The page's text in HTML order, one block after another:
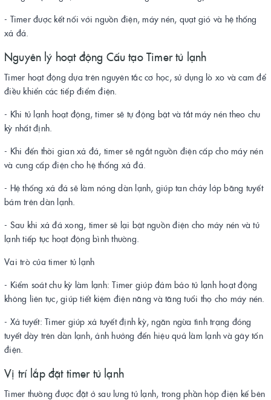
- Timer được kết nối với nguồn điện, máy nén, quạt gió và hệ thống
xả đá.
Nguyên lý hoạt động Cấu tạo Timer tủ lạnh
Timer hoạt động dựa trên nguyên tắc cơ học, sử dụng lò xo và cam để
điều khiển các tiếp điểm điện.
- Khi tủ lạnh hoạt động, timer sẽ tự động bật và tắt máy nén theo chu
kỳ nhất định.
- Khi đến thời gian xả đá, timer sẽ ngắt nguồn điện cấp cho máy nén
và cung cấp điện cho hệ thống xả đá.
- Hệ thống xả đá sẽ làm nóng dàn lạnh, giúp tan chảy lớp băng tuyết
bám trên dàn lạnh.
- Sau khi xả đá xong, timer sẽ lại bật nguồn điện cho máy nén và tủ
lạnh tiếp tục hoạt động bình thường.
Vai trò của timer tủ lạnh
- Kiểm soát chu kỳ làm lạnh: Timer giúp đảm bảo tủ lạnh hoạt động
không liên tục, giúp tiết kiệm điện năng và tăng tuổi thọ cho máy nén.
- Xả tuyết: Timer giúp xả tuyết định kỳ, ngăn ngừa tình trạng đóng
tuyết dày trên dàn lạnh, ảnh hưởng đến hiệu quả làm lạnh và gây tốn
điện.
Vị trí lắp đặt timer tủ lạnh
Timer thường được đặt ở sau lưng tủ lạnh, trong phần hộp điện kế bên